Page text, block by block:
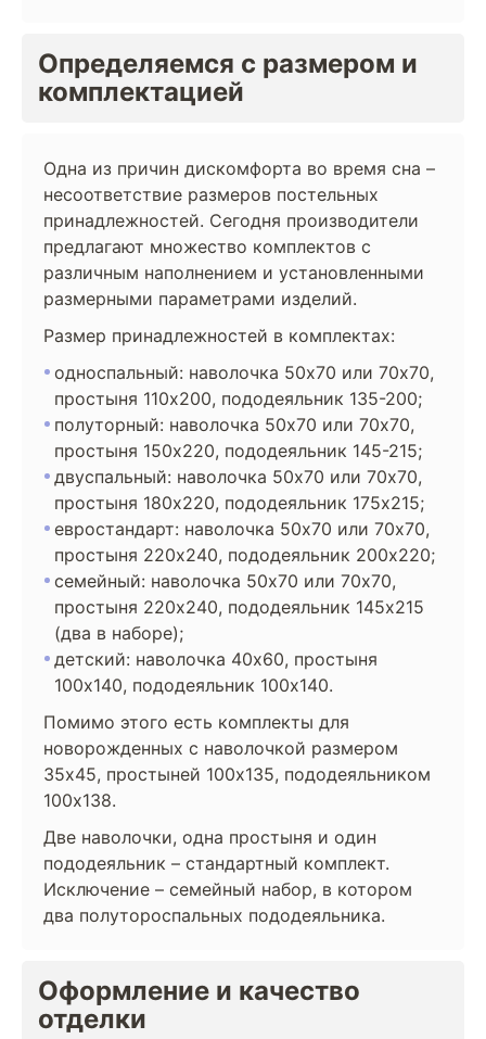
Определяемся с размером и
комплектацией
Одна из причин дискомфорта во время сна –
несоответствие размеров постельных
принадлежностей. Сегодня производители
предлагают множество комплектов с
различным наполнением и установленными
размерными параметрами изделий.
Размер принадлежностей в комплектах:
односпальный: наволочка 50х70 или 70х70,
простыня 110х200, пододеяльник 135-200;
полуторный: наволочка 50х70 или 70х70,
простыня 150х220, пододеяльник 145-215;
двуспальный: наволочка 50х70 или 70х70,
простыня 180х220, пододеяльник 175х215;
евростандарт: наволочка 50х70 или 70х70,
простыня 220х240, пододеяльник 200х220;
семейный: наволочка 50х70 или 70х70,
простыня 220х240, пододеяльник 145х215
(два в наборе);
детский: наволочка 40х60, простыня
100х140, пододеяльник 100х140.
Помимо этого есть комплекты для
новорожденных с наволочкой размером
35х45, простыней 100х135, пододеяльником
100х138.
Две наволочки, одна простыня и один
пододеяльник – стандартный комплект.
Исключение – семейный набор, в котором
два полутороспальных пододеяльника.
Оформление и качество
отделки